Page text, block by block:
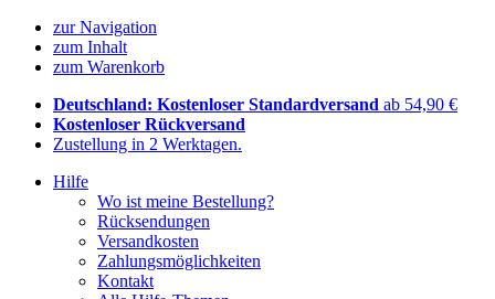
zur Navigation
zum Inhalt
zum Warenkorb
Deutschland: Kostenloser Standardversand ab 54,90 €
Kostenloser Rückversand
Zustellung in 2 Werktagen.
Hilfe
Wo ist meine Bestellung?
Rücksendungen
Versandkosten
Zahlungsmöglichkeiten
Kontakt